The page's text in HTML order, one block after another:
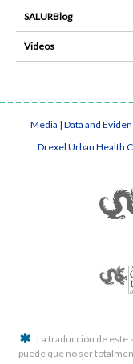
SALURBlog
Videos
Media | Data and
Drexel Urban Health
La traducción de este
puede que no ser